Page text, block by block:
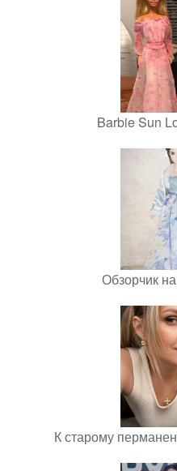
Barbie Sun
Обзорчик
К старому